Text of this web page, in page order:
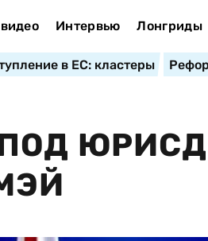
Интервью Лонгриды
в ЕС: кластеры